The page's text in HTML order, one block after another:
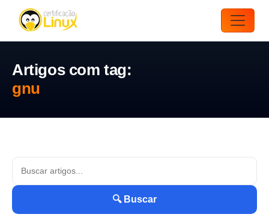
Artigos com tag:
gnu
🔍 Buscar